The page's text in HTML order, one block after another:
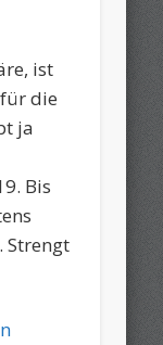
ist
die
ja
Bis
Strengt